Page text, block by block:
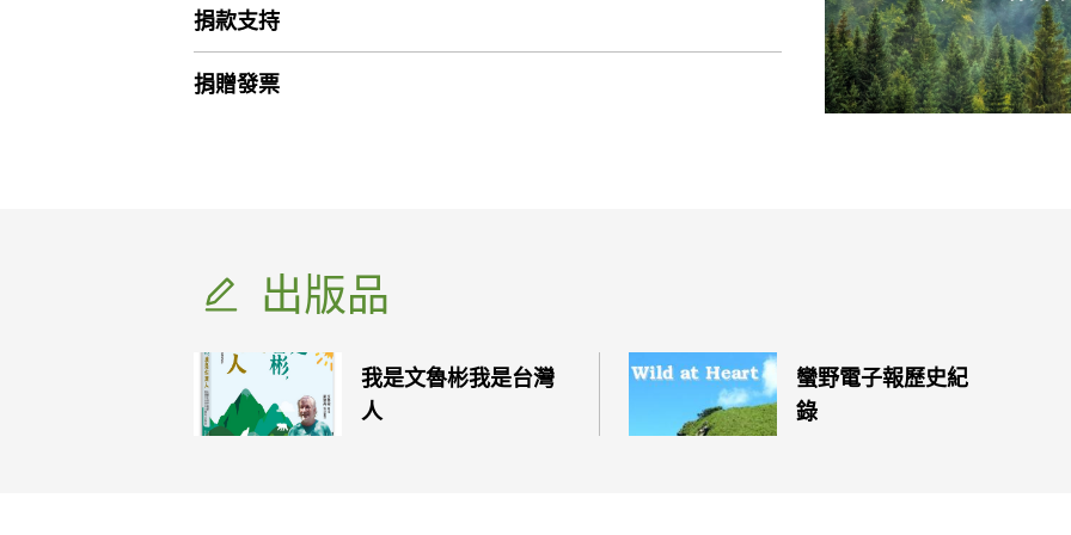
捐款支持
捐贈發票
出版品
我是文魯彬我是台灣
人
蠻野電子報歷史紀
錄